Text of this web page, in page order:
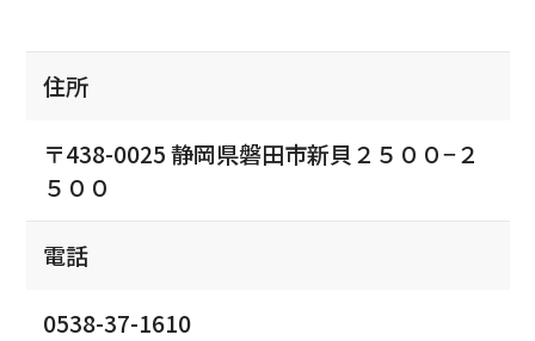
住所
〒438-0025 静岡県磐田市新貝２５００−２
５００
電話
0538-37-1610